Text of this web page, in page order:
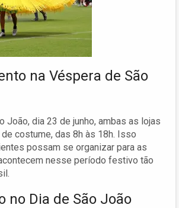
na Véspera de São
João, dia 23 de junho, ambas as lojas
costume, das 8h às 18h. Isso
possam se organizar para as
nesse período festivo tão
no Dia de São João